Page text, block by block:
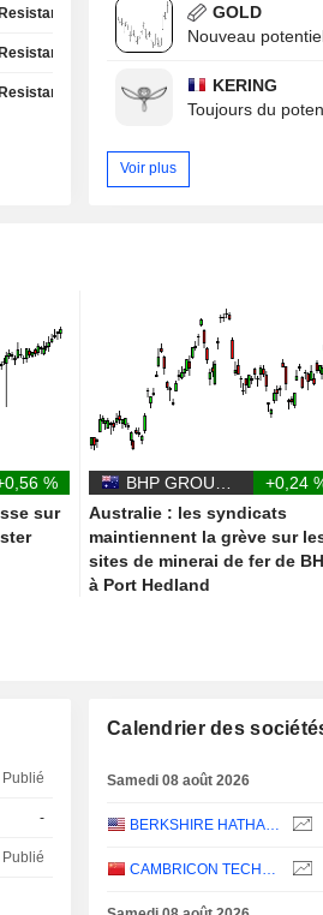
Test
Test
Test
GOLD
Nouveau
KERING
Toujours du
Voir plus
%
sur
+0,24
Australie : les syndicats
maintiennent la grève sur
sites de minerai de fer de
à Port Hedland
Publié
-
Publié
Calendrier des
Samedi 08 août 2026
BERKSHIRE HATHAWAY INC.
CAMBRICON TECHNOLOGIES CORPORATION LIMITED